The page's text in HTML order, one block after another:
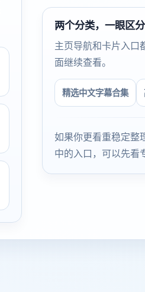
两个分类，一眼区分
主页导航和卡片入口
面继续查看。
精选中文字幕合集
如果你更看重稳定整
中的入口，可以先看